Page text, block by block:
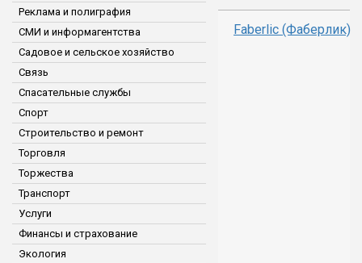
Реклама и полиграфия
СМИ и информагентства
Садовое и сельское хозяйство
Связь
Спасательные службы
Спорт
Строительство и ремонт
Торговля
Торжества
Транспорт
Услуги
Финансы и страхование
Экология
Faberlic (Фаберлик)